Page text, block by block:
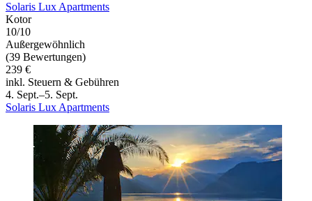
Solaris Lux Apartments
Kotor
10/10
Außergewöhnlich
(39 Bewertungen)
239 €
inkl. Steuern & Gebühren
4. Sept.–5. Sept.
Solaris Lux Apartments